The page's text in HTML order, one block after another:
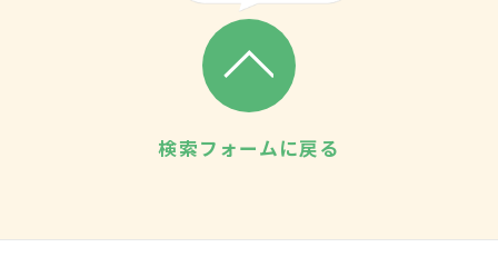
検索フォームに戻る